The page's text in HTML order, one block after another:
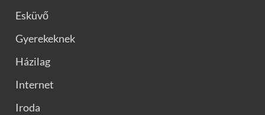
Esküvő
Gyerekeknek
Házilag
Internet
Iroda